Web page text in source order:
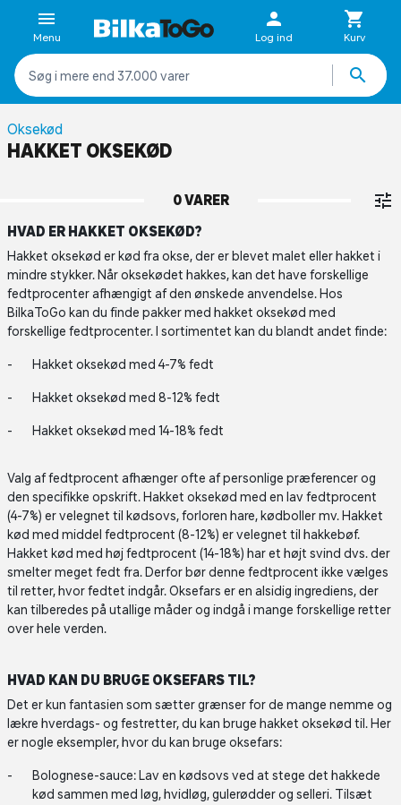
Menu Log ind Kurv
Oksekød
HAKKET OKSEKØD
0 VARER
HVAD ER HAKKET OKSEKØD?
Hakket oksekød er kød fra okse, der er blevet malet eller hakket i
mindre stykker. Når oksekødet hakkes, kan det have forskellige
fedtprocenter afhængigt af den ønskede anvendelse. Hos
BilkaToGo kan du finde pakker med hakket oksekød med
forskellige fedtprocenter. I sortimentet kan du blandt andet finde:
Hakket oksekød med 4-7% fedt
Hakket oksekød med 8-12% fedt
Hakket oksekød med 14-18% fedt
Valg af fedtprocent afhænger ofte af personlige præferencer og
den specifikke opskrift. Hakket oksekød med en lav fedtprocent
(4-7%) er velegnet til kødsovs, forloren hare, kødboller mv. Hakket
kød med middel fedtprocent (8-12%) er velegnet til hakkebøf.
Hakket kød med høj fedtprocent (14-18%) har et højt svind dvs. der
smelter meget fedt fra. Derfor bør denne fedtprocent ikke vælges
til retter, hvor fedtet indgår. Oksefars er en alsidig ingrediens, der
kan tilberedes på utallige måder og indgå i mange forskellige retter
over hele verden.
HVAD KAN DU BRUGE OKSEFARS TIL?
Det er kun fantasien som sætter grænser for de mange nemme og
lækre hverdags- og festretter, du kan bruge hakket oksekød til. Her
er nogle eksempler, hvor du kan bruge oksefars:
Bolognese-sauce: Lav en kødsovs ved at stege det hakkede
kød sammen med løg, hvidløg, gulerødder og selleri. Tilsæt